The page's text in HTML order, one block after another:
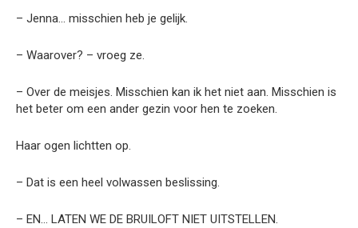
– Jenna… misschien heb je gelijk.
– Waarover? – vroeg ze.
– Over de meisjes. Misschien kan ik het niet aan. Misschien is
het beter om een ander gezin voor hen te zoeken.
Haar ogen lichtten op.
– Dat is een heel volwassen beslissing.
– EN… LATEN WE DE BRUILOFT NIET UITSTELLEN.